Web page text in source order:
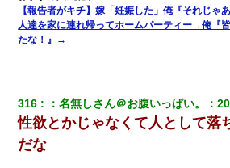
元夫の連れ子「俺の結婚式の時くらい、
そうとは思わないのか！」→どうも連れ
【唖然】帰宅したら旦那のスポーツカー
立つし、すぐ見つかるかもしれません』→
さんご存じですか？』
【報告者がキチ】嫁「妊娠した」俺『それじゃ
人達を家に連れ帰ってホームパーティー→俺『
たな！』→
316 ：名無しさん＠お腹いっぱい。 ：
性欲とかじゃなくて人として落
だな